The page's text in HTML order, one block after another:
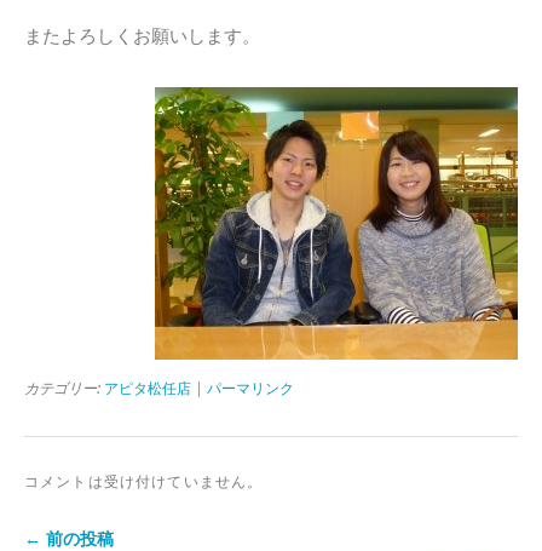
またよろしくお願いします。
カテゴリー: アピタ松任店 パーマリンク
コメントは受け付けていません。
← 前の投稿